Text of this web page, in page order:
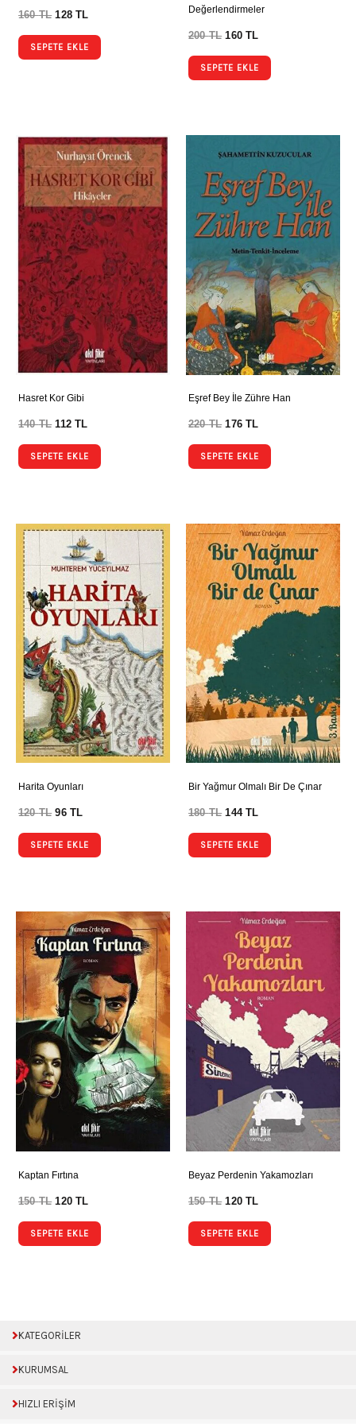
160TL 128TL
SEPETE EKLE
Değerlendirmeler
200TL 160TL
SEPETE EKLE
Hasret Kor Gibi
140TL 112TL
SEPETE EKLE
Eşref Bey İle Zühre Han
220TL 176TL
SEPETE EKLE
Harita Oyunları
120TL 96TL
SEPETE EKLE
Bir Yağmur Olmalı Bir De Çınar
180TL 144TL
SEPETE EKLE
Kaptan Fırtına
150TL 120TL
SEPETE EKLE
Beyaz Perdenin Yakamozları
150TL 120TL
SEPETE EKLE
KATEGORİLER
KURUMSAL
HIZLI ERİŞİM